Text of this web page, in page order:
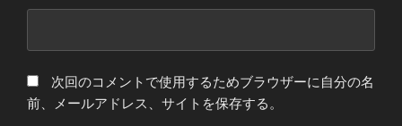
次回のコメントで使用するためブラウザーに自分の名
前、メールアドレス、サイトを保存する。